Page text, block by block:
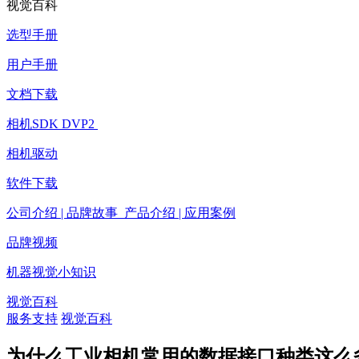
视觉百科
选型手册
用户手册
文档下载
相机SDK DVP2
相机驱动
软件下载
公司介绍 | 品牌故事 产品介绍 | 应用案例
品牌视频
机器视觉小知识
视觉百科
服务支持 视觉百科